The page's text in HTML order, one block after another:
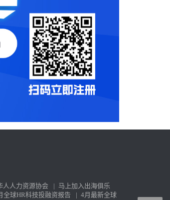
人人力资源协会 | 马上加入出海俱乐
全球HR科技投融资报告 | 4月最新全球